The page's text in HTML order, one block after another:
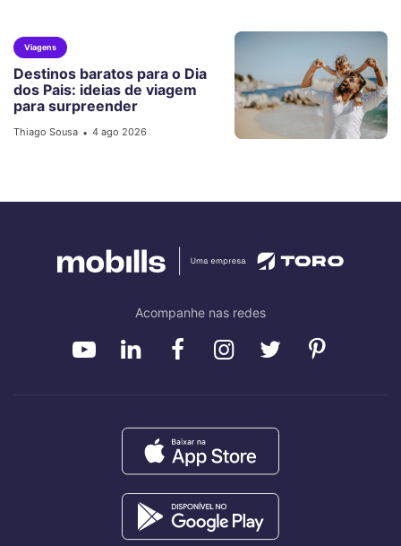
Viagens
Destinos baratos para o Dia
dos Pais: ideias de viagem
para surpreender
Thiago Sousa • 4 ago 2026
Acompanhe nas redes